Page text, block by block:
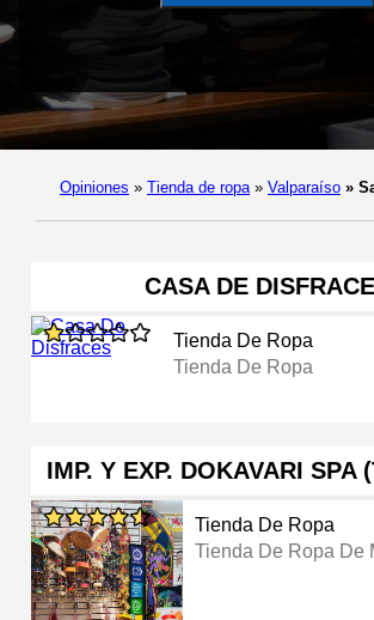
Opiniones » Tienda de ropa » Valparaíso »
CASA DE
Tienda De Ropa
Tienda De Ropa
IMP. Y EXP. DOKAVARI SPA
Tienda De Ropa
Tienda De Ropa De